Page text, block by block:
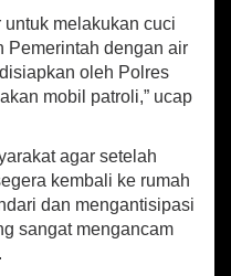
melakukan cuci
Pemerintah dengan air
oleh Polres
mobil patroli,” ucap
agar setelah
kembali ke rumah
dan mengantisipasi
sangat mengancam